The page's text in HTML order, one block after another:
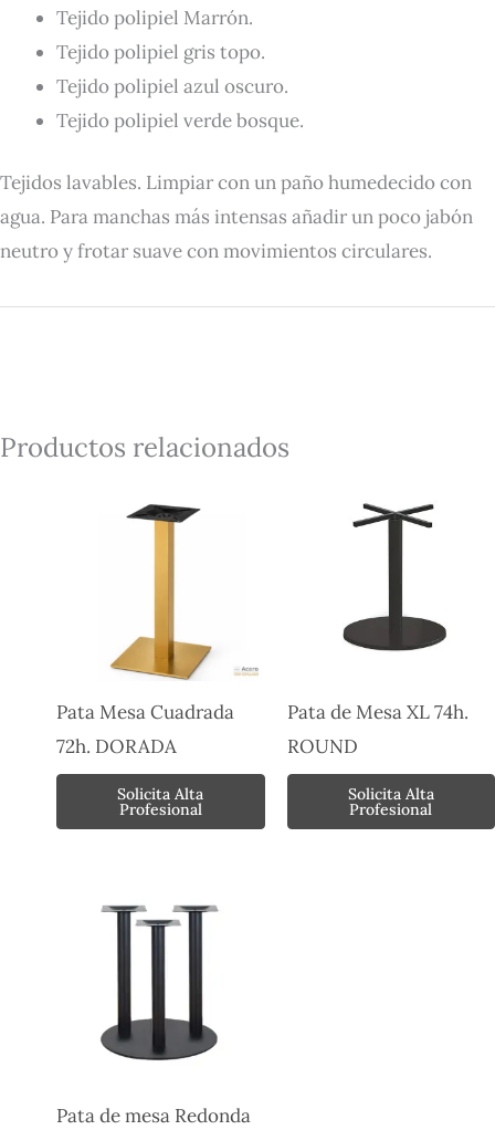
Tejido polipiel Marrón.
Tejido polipiel gris topo.
Tejido polipiel azul oscuro.
Tejido polipiel verde bosque.
Tejidos lavables. Limpiar con un paño humedecido con
agua. Para manchas más intensas añadir un poco jabón
neutro y frotar suave con movimientos circulares.
Productos relacionados
Pata Mesa Cuadrada
72h. DORADA
Solicita Alta
Profesional
Pata de Mesa XL 74h.
ROUND
Solicita Alta
Profesional
Pata de mesa Redonda